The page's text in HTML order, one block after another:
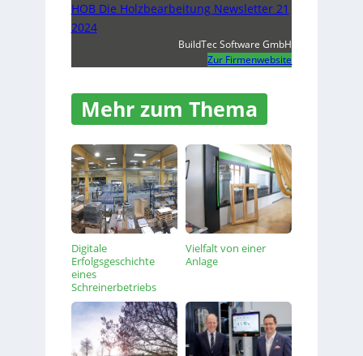
HOB Die Holzbearbeitung Newsletter 21
2024
BuildTec Software GmbH
Zur Firmenwebsite
Mehr zum Thema
Digitale
Erfolgsgeschichte
eines
Schreinerbetriebs
Vielfalt von einer
Anlage